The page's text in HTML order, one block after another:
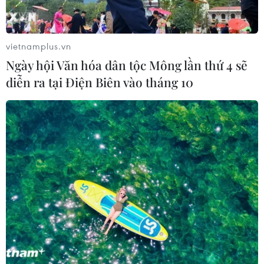
Xem thêm
Tổng Biên tập: TRẦN TIẾN DUẨN
Phó Tổng Biên tập: NGUYỄN THỊ TÁM, KHÚC THANH
THỦY
Sở hữu trí tuệ
Quy định sử dụng
RSS
Hỗ trợ
Ngôn ngữ
TTXVN
Dịch vụ tin
Quảng cáo
vietnamplus.vn
Ngày hội Văn hóa dân tộc Mông lần thứ 4 sẽ
diễn ra tại Điện Biên vào tháng 10